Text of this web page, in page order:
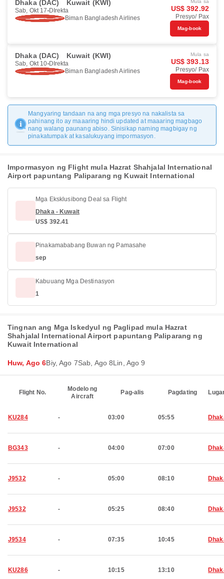
Dhaka (DAC) Kuwait (KWI)
Sab, Okt 17 DIrekta
Biman Bangladesh Airlines
Mula sa
US$ 392.92
Presyo/ Pax
Mag-book
Dhaka (DAC) Kuwait (KWI)
Sab, Okt 10 DIrekta
Biman Bangladesh Airlines
Mula sa
US$ 393.13
Presyo/ Pax
Mag-book
Mangyaring tandaan na ang mga presyo na nakalista sa
pahinang ito ay maaaring hindi updated at maaaring magbago
nang walang paunang abiso. Sinisikap naming magbigay ng
pinakatumpak at kasalukuyang impormasyon.
Impormasyon ng Flight mula Hazrat Shahjalal International
Airport papuntang Paliparang ng Kuwait International
Mga Eksklusibong Deal sa Flight
Dhaka - Kuwait
US$ 392.41
Pinakamababang Buwan ng Pamasahe
sep
Kabuuang Mga Destinasyon
1
Tingnan ang Mga Iskedyul ng Paglipad mula Hazrat
Shahjalal International Airport papuntang Paliparang ng
Kuwait International
Huw, Ago 6Biy, Ago 7Sab, Ago 8Lin, Ago 9
Flight No.
Modelo ng
Aircraft
Pag-alis Pagdating
KU284 - 03:00 05:55
BG343 - 04:00 07:00
J9532 - 05:00 08:10
J9532 - 05:25 08:40
J9534 - 07:35 10:45
KU286 - 10:15 13:10